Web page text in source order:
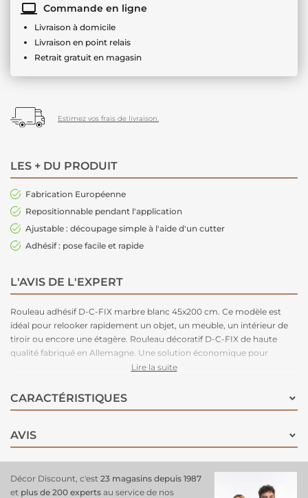
Commande en ligne
Livraison à domicile
Livraison en point relais
Retrait gratuit en magasin
Estimez vos frais de livraison.
LES + DU PRODUIT
Fabrication Européenne
Repositionnable pendant l'application
Ajustable : découpage simple à l'aide d'un cutter
Adhésif : pose facile et rapide
L'AVIS DE L'EXPERT
Rouleau adhésif D-C-FIX marbre blanc 45x200 cm. Ce modèle est
idéal pour relooker rapidement un objet, un meuble, un intérieur de
tiroir ou encore une étagère. Rouleau décoratif D-C-FIX de haute
qualité fabriqué en Allemagne. Une solution économique pour
masquer les imperfections et relooker rapidement une surface. Le
Lire la suite
CARACTÉRISTIQUES
AVIS
Décor Discount, c'est 23 magasins depuis 1987
et plus de 200 experts au service de nos